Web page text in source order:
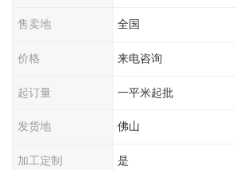
售卖地 全国
价格 来电咨询
起订量 一平米起批
发货地 佛山
加工定制 是